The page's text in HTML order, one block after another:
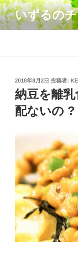
コ
ン
テ
いずるの
投
稿
日:
2018年8月2日 投稿者:
納豆を離
配ないの